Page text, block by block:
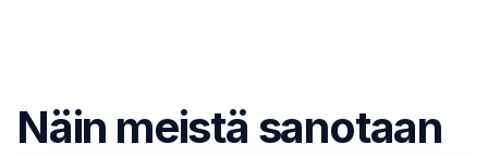
Näin meistä sanotaan